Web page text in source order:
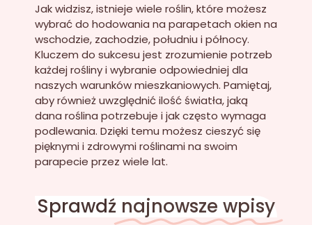
Jak widzisz, istnieje wiele roślin, które możesz
wybrać do hodowania na parapetach okien na
wschodzie, zachodzie, południu i północy.
Kluczem do sukcesu jest zrozumienie potrzeb
każdej rośliny i wybranie odpowiedniej dla
naszych warunków mieszkaniowych. Pamiętaj,
aby również uwzględnić ilość światła, jaką
dana roślina potrzebuje i jak często wymaga
podlewania. Dzięki temu możesz cieszyć się
pięknymi i zdrowymi roślinami na swoim
parapecie przez wiele lat.
Sprawdź najnowsze wpisy